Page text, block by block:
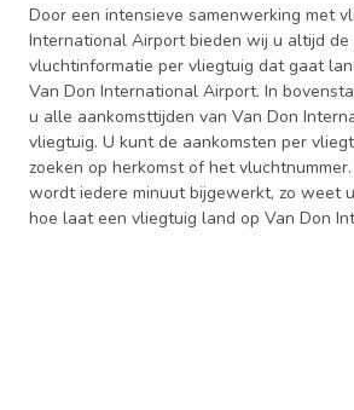
Door een intensieve samenwerking met
International Airport bieden wij u altijd de
vluchtinformatie per vliegtuig dat gaat
Van Don International Airport. In
u alle aankomsttijden van Van Don
vliegtuig. U kunt de aankomsten per
zoeken op herkomst of het
wordt iedere minuut bijgewerkt, zo weet
hoe laat een vliegtuig land op Van Don